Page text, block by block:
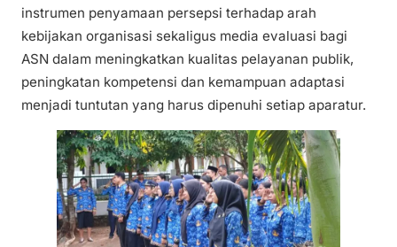
instrumen penyamaan persepsi terhadap arah
kebijakan organisasi sekaligus media evaluasi bagi
ASN dalam meningkatkan kualitas pelayanan publik,
peningkatan kompetensi dan kemampuan adaptasi
menjadi tuntutan yang harus dipenuhi setiap aparatur.